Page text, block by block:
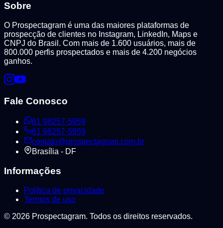
Sobre
O Prospectagram é uma das maiores plataformas de
prospecção de clientes no Instagram, LinkedIn, Maps e
CNPJ do Brasil. Com mais de 1.600 usuários, mais de
800.000 perfis prospectados e mais de 4.200 negócios
ganhos.
Fale Conosco
61 98257-5959
61 98257-5959
contato@prospectagram.com.br
Brasília - DF
Informações
Política de privacidade
Termos de uso
© 2026 Prospectagram. Todos os direitos reservados.